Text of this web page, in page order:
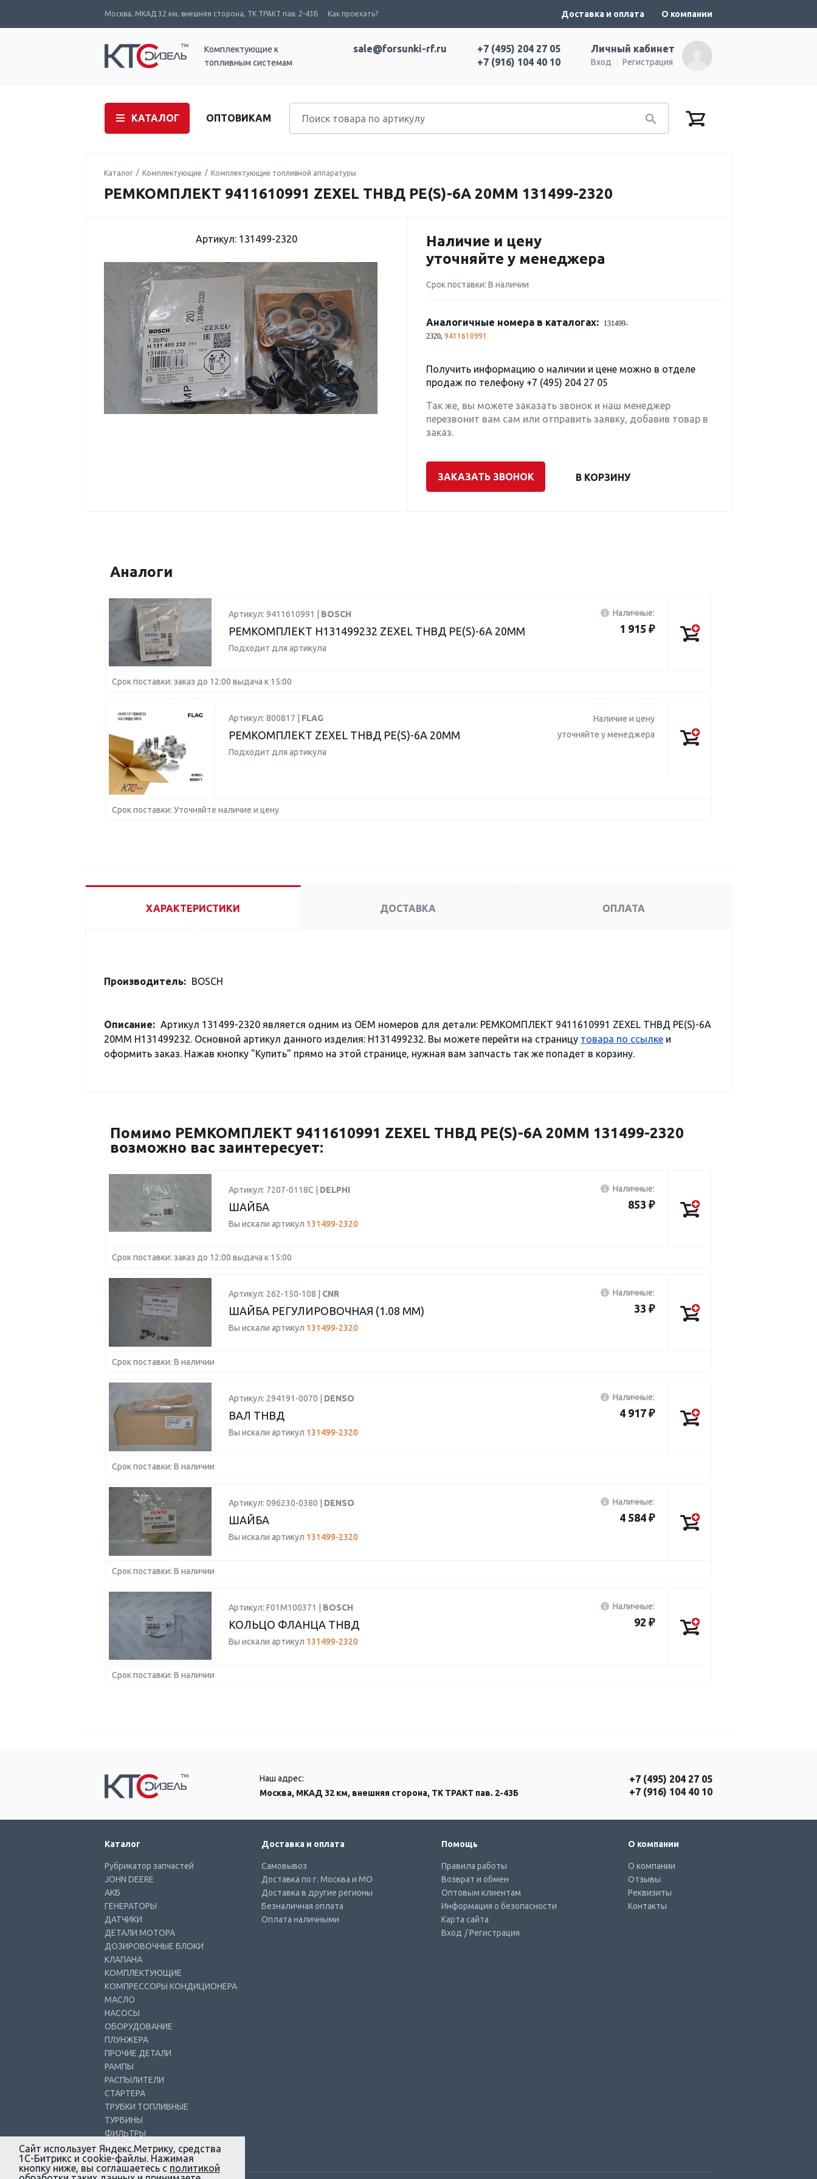
Москва, МКАД 32 км, внешняя сторона, ТК ТРАКТ пав. 2-43Б Как проехать? Доставка и оплата О компании
Комплектующие к
топливным системам
Личный кабинет
Вход Регистрация
+7 (495) 204 27 05
+7 (916) 104 40 10
sale@forsunki-rf.ru
КАТАЛОГ ОПТОВИКАМ
Каталог Комплектующие Комплектующие топливной аппаратуры
РЕМКОМПЛЕКТ 9411610991 ZEXEL ТНВД PE(S)-6A 20MM 131499-2320
Артикул: 131499-2320
Наличие и цену
уточняйте у менеджера
Срок поставки: В наличии
Аналогичные номера в каталогах:
131499-
2320, 9411610991
Получить информацию о наличии и цене можно в отделе
продаж по телефону +7 (495) 204 27 05
Так же, вы можете заказать звонок и наш менеджер
перезвонит вам сам или отправить заявку, добавив товар в
заказ.
ЗАКАЗАТЬ ЗВОНОК В КОРЗИНУ
Аналоги
Артикул: 9411610991 | BOSCH
РЕМКОМПЛЕКТ H131499232 ZEXEL ТНВД PE(S)-6A 20MM
Подходит для артикула
Наличные:
1 915 ₽
Срок поставки: заказ до 12:00 выдача к 15:00
Артикул: 800817 | FLAG
РЕМКОМПЛЕКТ ZEXEL ТНВД PE(S)-6A 20MM
Подходит для артикула
Наличие и цену
уточняйте у менеджера
Срок поставки: Уточняйте наличие и цену
ХАРАКТЕРИСТИКИ ДОСТАВКА ОПЛАТА
Производитель: BOSCH
Описание: Артикул 131499-2320 является одним из OEM номеров для детали: РЕМКОМПЛЕКТ 9411610991 ZEXEL ТНВД PE(S)-6A
20MM H131499232. Основной артикул данного изделия: H131499232. Вы можете перейти на страницу товара по ссылке и
оформить заказ. Нажав кнопку "Купить" прямо на этой странице, нужная вам запчасть так же попадет в корзину.
Помимо РЕМКОМПЛЕКТ 9411610991 ZEXEL ТНВД PE(S)-6A 20MM 131499-2320
возможно вас заинтересует:
Артикул: 7207-0118C | DELPHI
ШАЙБА
Вы искали артикул 131499-2320
Наличные:
853 ₽
Срок поставки: заказ до 12:00 выдача к 15:00
Артикул: 262-150-108 | CNR
ШАЙБА РЕГУЛИРОВОЧНАЯ (1.08 MM)
Вы искали артикул 131499-2320
Наличные:
33 ₽
Срок поставки: В наличии
Артикул: 294191-0070 | DENSO
ВАЛ ТНВД
Вы искали артикул 131499-2320
Наличные:
4 917 ₽
Срок поставки: В наличии
Артикул: 096230-0380 | DENSO
ШАЙБА
Вы искали артикул 131499-2320
Наличные:
4 584 ₽
Срок поставки: В наличии
Артикул: F01M100371 | BOSCH
КОЛЬЦО ФЛАНЦА ТНВД
Вы искали артикул 131499-2320
Наличные:
92 ₽
Срок поставки: В наличии
Наш адрес:
Москва, МКАД 32 км, внешняя сторона, ТК ТРАКТ пав. 2-43Б
+7 (495) 204 27 05
+7 (916) 104 40 10
Каталог
Рубрикатор запчастей
JOHN DEERE
АКБ
ГЕНЕРАТОРЫ
ДАТЧИКИ
ДЕТАЛИ МОТОРА
ДОЗИРОВОЧНЫЕ БЛОКИ
КЛАПАНА
КОМПЛЕКТУЮЩИЕ
КОМПРЕССОРЫ КОНДИЦИОНЕРА
МАСЛО
НАСОСЫ
ОБОРУДОВАНИЕ
ПЛУНЖЕРА
ПРОЧИЕ ДЕТАЛИ
РАМПЫ
РАСПЫЛИТЕЛИ
СТАРТЕРА
ТРУБКИ ТОПЛИВНЫЕ
ТУРБИНЫ
ФИЛЬТРЫ
ФОРСУНКИ
Доставка и оплата
Самовывоз
Доставка по г. Москва и МО
Доставка в другие регионы
Безналичная оплата
Оплата наличными
Помощь
Правила работы
Возврат и обмен
Оптовым клиентам
Информация о безопасности
Карта сайта
Вход / Регистрация
О компании
О компании
Отзывы
Реквизиты
Контакты
Сайт использует Яндекс.Метрику, средства
1С-Битрикс и cookie-файлы. Нажимая
кнопку ниже, вы соглашаетесь с политикой